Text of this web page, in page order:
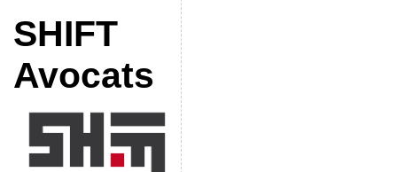
SHIFT
Avocats